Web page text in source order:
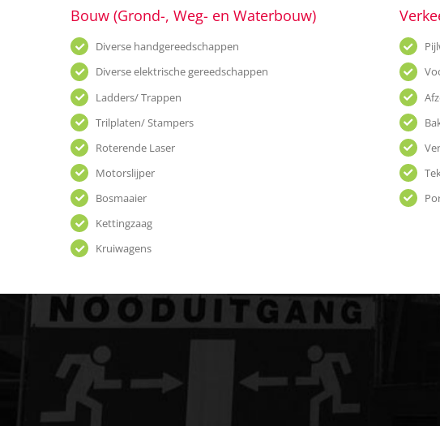
Bouw (Grond-, Weg- en Waterbouw)
Diverse handgereedschappen
Diverse elektrische gereedschappen
Ladders/ Trappen
Trilplaten/ Stampers
Roterende Laser
Motorslijper
Bosmaaier
Kettingzaag
Kruiwagens